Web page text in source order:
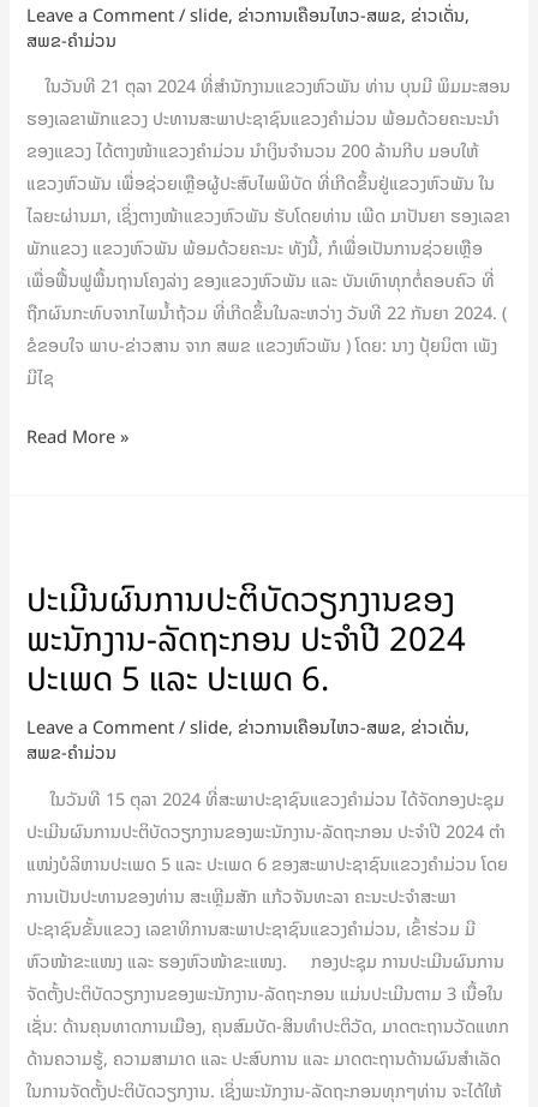
Leave a Comment/slide, ຂ່າວການເຄືອນໄຫວ-ສພຂ, ຂ່າວເດັ່ນ,
ສພຂ-ຄໍາມ່ວນ
ໃນວັນທີ 21 ຕຸລາ 2024 ທີ່ສຳນັກງານແຂວງຫົວພັນ ທ່ານ ບຸນມີ ພິມມະສອນ
ຮອງເລຂາພັກແຂວງ ປະທານສະພາປະຊາຊົນແຂວງຄຳມ່ວນ ພ້ອມດ້ວຍຄະນະນຳ
ຂອງແຂວງ ໄດ້ຕາງໜ້າແຂວງຄໍາມ່ວນ ນຳເງິນຈຳນວນ 200 ລ້ານກີບ ມອບໃຫ້
ແຂວງຫົວພັນ ເພື່ອຊ່ວຍເຫຼືອຜູ້ປະສົບໄພພິບັດ ທີ່ເກີດຂຶ້ນຢູ່ແຂວງຫົວພັນ ໃນ
ໄລຍະຜ່ານມາ, ເຊິ່ງຕາງໜ້າແຂວງຫົວພັນ ຮັບໂດຍທ່ານ ເພີດ ມາປັນຍາ ຮອງເລຂາ
ພັກແຂວງ ແຂວງຫົວພັນ ພ້ອມດ້ວຍຄະນະ ທັງນີ້, ກໍເພື່ອເປັນການຊ່ວຍເຫຼືອ
ເພື່ອຟື້ນຟູພື້ນຖານໂຄງລ່າງ ຂອງແຂວງຫົວພັນ ແລະ ບັນເທົາທຸກຕໍ່ຄອບຄົວ ທີ່
ຖືກຜົນກະທົບຈາກໄພນ້ຳຖ້ວມ ທີ່ເກີດຂຶ້ນໃນລະຫວ່າງ ວັນທີ 22 ກັນຍາ 2024. (
ຂໍຂອບໃຈ ພາບ-ຂ່າວສານ ຈາກ ສພຂ ແຂວງຫົວພັນ ) ໂດຍ: ນາງ ປຸ້ຍນິຕາ ເພັງ
ມີໄຊ
ລ້ານ
ກີບ
ເພື່ອ
ຊ່ວຍເຫຼືອ
ຜູ້
ປະສົບ
ໄພພິບັດ
ຢູ່
ແຂວງ
ຫົວ
ພັນ
Read More »
ປະເມີນຜົນການປະຕິບັດວຽກງານຂອງ
ພະນັກງານ-ລັດຖະກອນ ປະຈໍາປີ 2024
ປະເພດ 5 ແລະ ປະເພດ 6.
Leave a Comment/slide, ຂ່າວການເຄືອນໄຫວ-ສພຂ, ຂ່າວເດັ່ນ,
ສພຂ-ຄໍາມ່ວນ
ໃນວັນທີ 15 ຕຸລາ 2024 ທີ່ສະພາປະຊາຊົນແຂວງຄໍາມ່ວນ ໄດ້ຈັດກອງປະຊຸມ
ປະເມີນຜົນການປະຕິບັດວຽກງານຂອງພະນັກງານ-ລັດຖະກອນ ປະຈໍາປີ 2024 ຕໍາ
ແໜ່ງບໍລິຫານປະເພດ 5 ແລະ ປະເພດ 6 ຂອງສະພາປະຊາຊົນແຂວງຄໍາມ່ວນ ໂດຍ
ການເປັນປະທານຂອງທ່ານ ສະເຫຼີມສັກ ແກ້ວຈັນທະລາ ຄະນະປະຈໍາສະພາ
ປະຊາຊົນຂັ້ນແຂວງ ເລຂາທິການສະພາປະຊາຊົນແຂວງຄໍາມ່ວນ, ເຂົ້າຮ່ວມ ມີ
ຫົວໜ້າຂະແໜງ ແລະ ຮອງຫົວໜ້າຂະແໜງ. ກອງປະຊຸມ ການປະເມີນຜົນການ
ຈັດຕັ້ງປະຕິບັດວຽກງານຂອງພະນັກງານ-ລັດຖະກອນ ແມ່ນປະເມີນຕາມ 3 ເນື້ອໃນ
ເຊັ່ນ: ດ້ານຄຸນທາດການເມືອງ, ຄຸນສົມບັດ-ສິນທຳປະຕິວັດ, ມາດຕະຖານວັດແທກ
ດ້ານຄວາມຮູ້, ຄວາມສາມາດ ແລະ ປະສົບການ ແລະ ມາດຕະຖານດ້ານຜົນສຳເລັດ
ໃນການຈັດຕັ້ງປະຕິບັດວຽກງານ. ເຊິ່ງພະນັກງານ-ລັດຖະກອນທຸກໆທ່ານ ຈະໄດ້ໃຫ້
ການ
ປະຕິບັດ
ວຽກງານ
ຂອງ
ພະນັກງານ-
ລັດຖະ
ກອນ
ປະ
ຈໍາ
ປີ
2024
ປະເພດ
5
ແລະ
ປະເພດ
6.